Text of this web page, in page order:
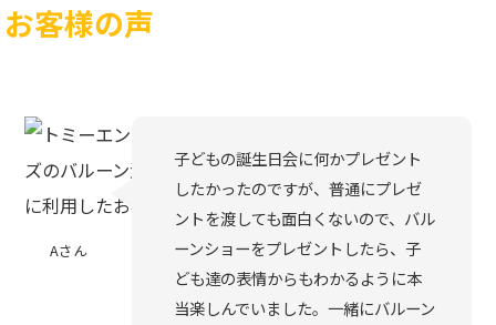
お客様の声
Aさん
子どもの誕生日会に何かプレゼント
したかったのですが、普通にプレゼ
ントを渡しても面白くないので、バル
ーンショーをプレゼントしたら、子
ども達の表情からもわかるように本
当楽しんでいました。一緒にバルーン